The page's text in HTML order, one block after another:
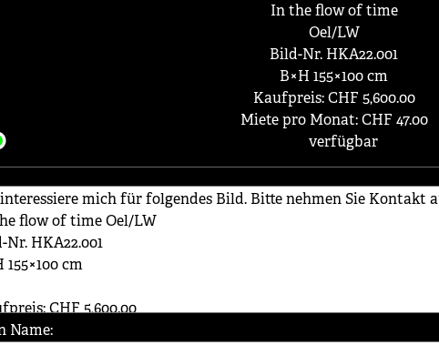
In the flow of time
Oel/LW
Bild-Nr. HKA22.001
B×H 155×100 cm
Kaufpreis: CHF 5,600.00
Miete pro Monat: CHF 47.00
verfügbar
Name: